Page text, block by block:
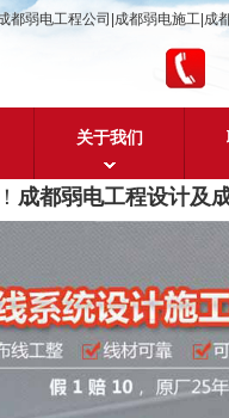
弱电工程公司|成都弱电施工|成
关于我们
成都弱电工程设计及成